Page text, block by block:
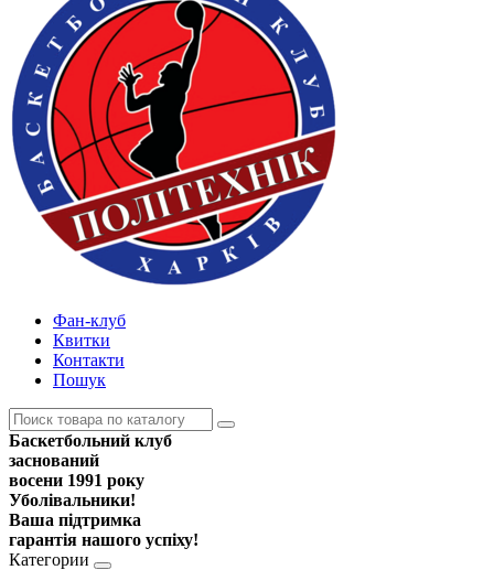
Фан-клуб
Квитки
Контакти
Пошук
Баскетбольний клуб
заснований
восени 1991 року
Уболівальники!
Ваша підтримка
гарантія нашого успіху!
Категории